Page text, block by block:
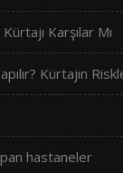
Karşılar Mı
Kürtajın
hastaneler